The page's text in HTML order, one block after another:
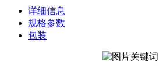
详细信息
规格参数
包装